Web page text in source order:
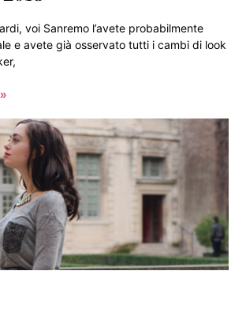
voi Sanremo l’avete probabilmente
e avete già osservato tutti i cambi di look